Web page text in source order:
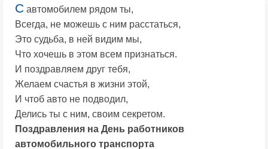
С автомобилем рядом ты,
Всегда, не можешь с ним расстаться,
Это судьба, в ней видим мы,
Что хочешь в этом всем признаться.
И поздравляем друг тебя,
Желаем счастья в жизни этой,
И чтоб авто не подводил,
Делись ты с ним, своим секретом.
Поздравления на День работников
автомобильного транспорта